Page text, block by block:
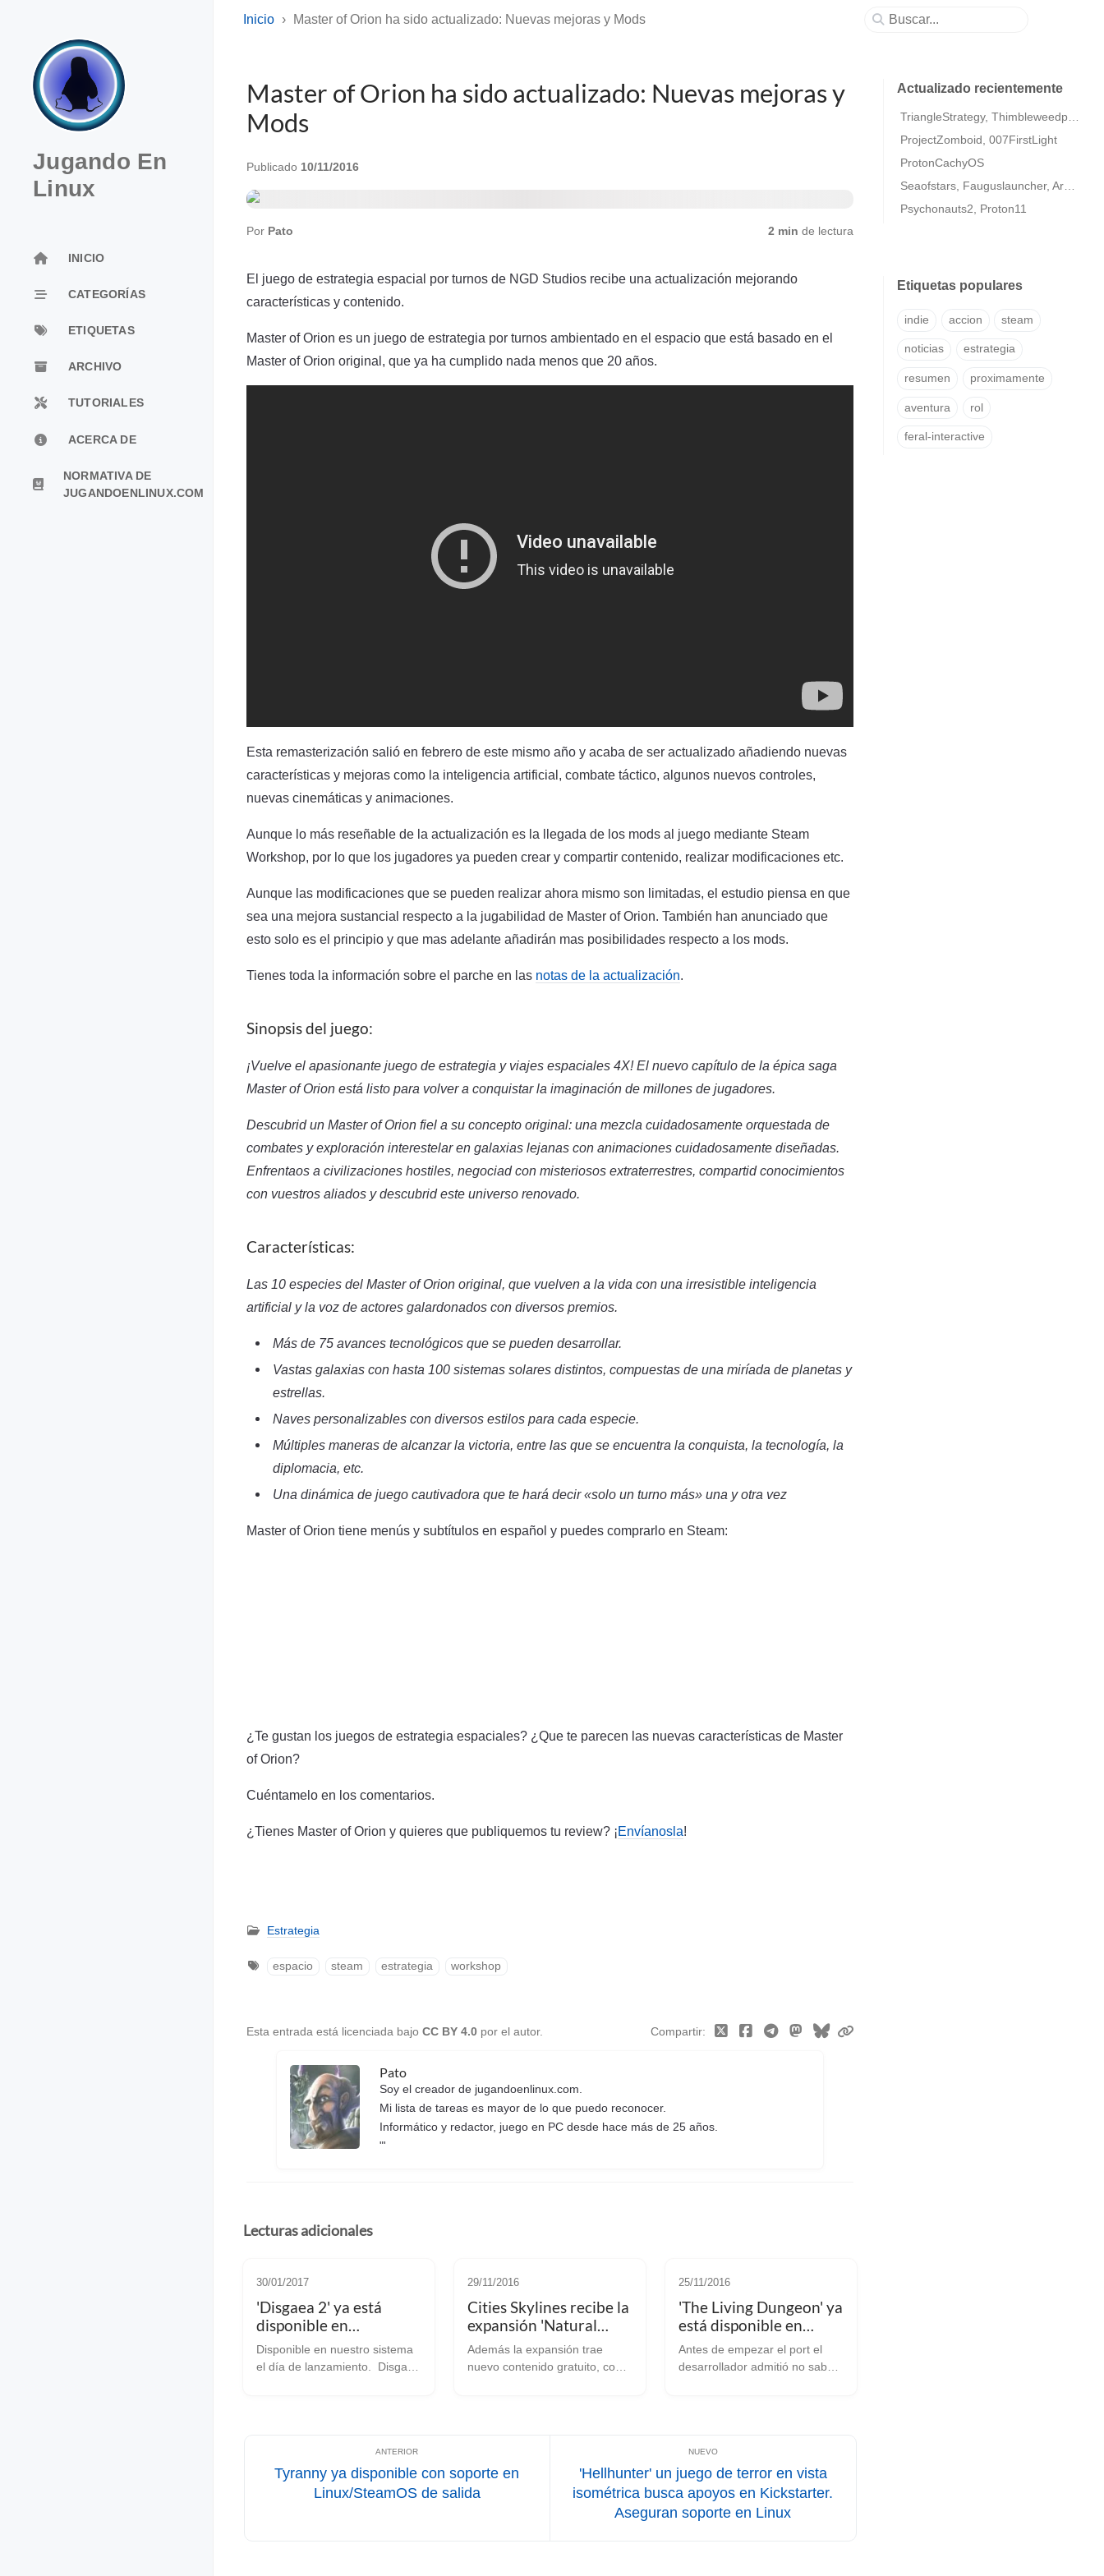
Jugando En
Linux
INICIO
CATEGORÍAS
ETIQUETAS
ARCHIVO
TUTORIALES
ACERCA DE
NORMATIVA DE
JUGANDOENLINUX.COM
Inicio Master of Orion ha sido actualizado: Nuevas mejoras y Mods
Master of Orion ha sido actualizado: Nuevas mejoras y
Mods
Publicado 10/11/2016
Por Pato 2 min de lectura
El juego de estrategia espacial por turnos de NGD Studios recibe una actualización mejorando
características y contenido.
Master of Orion es un juego de estrategia por turnos ambientado en el espacio que está basado en el
Master of Orion original, que ya ha cumplido nada menos que 20 años.
Esta remasterización salió en febrero de este mismo año y acaba de ser actualizado añadiendo nuevas
características y mejoras como la inteligencia artificial, combate táctico, algunos nuevos controles,
nuevas cinemáticas y animaciones.
Aunque lo más reseñable de la actualización es la llegada de los mods al juego mediante Steam
Workshop, por lo que los jugadores ya pueden crear y compartir contenido, realizar modificaciones etc.
Aunque las modificaciones que se pueden realizar ahora mismo son limitadas, el estudio piensa en que
sea una mejora sustancial respecto a la jugabilidad de Master of Orion. También han anunciado que
esto solo es el principio y que mas adelante añadirán mas posibilidades respecto a los mods.
Tienes toda la información sobre el parche en las notas de la actualización.
Sinopsis del juego:
¡Vuelve el apasionante juego de estrategia y viajes espaciales 4X! El nuevo capítulo de la épica saga
Master of Orion está listo para volver a conquistar la imaginación de millones de jugadores.
Descubrid un Master of Orion fiel a su concepto original: una mezcla cuidadosamente orquestada de
combates y exploración interestelar en galaxias lejanas con animaciones cuidadosamente diseñadas.
Enfrentaos a civilizaciones hostiles, negociad con misteriosos extraterrestres, compartid conocimientos
con vuestros aliados y descubrid este universo renovado.
Características:
Las 10 especies del Master of Orion original, que vuelven a la vida con una irresistible inteligencia
artificial y la voz de actores galardonados con diversos premios.
Más de 75 avances tecnológicos que se pueden desarrollar.
Vastas galaxias con hasta 100 sistemas solares distintos, compuestas de una miríada de planetas y
estrellas.
Naves personalizables con diversos estilos para cada especie.
Múltiples maneras de alcanzar la victoria, entre las que se encuentra la conquista, la tecnología, la
diplomacia, etc.
Una dinámica de juego cautivadora que te hará decir «solo un turno más» una y otra vez
Master of Orion tiene menús y subtítulos en español y puedes comprarlo en Steam:
¿Te gustan los juegos de estrategia espaciales? ¿Que te parecen las nuevas características de Master
of Orion?
Cuéntamelo en los comentarios.
¿Tienes Master of Orion y quieres que publiquemos tu review? ¡Envíanosla!
Estrategia
espacio steam estrategia workshop
Esta entrada está licenciada bajo CC BY 4.0 por el autor. Compartir
Pato
Soy el creador de jugandoenlinux.com.
Mi lista de tareas es mayor de lo que puedo reconocer.
Informático y redactor, juego en PC desde hace más de 25 años.
"'
Actualizado recientemente
ProjectZomboid, 007FirstLight
ProtonCachyOS
Psychonauts2, Proton11
Etiquetas populares
indie accion steam
noticias estrategia
resumen proximamente
aventura rol
feral-interactive
Lecturas adicionales
30/01/2017
'Disgaea 2' ya está
disponible en
Linux/SteamOS
Disponible en nuestro sistema
el día de lanzamiento. Disgaea
29/11/2016
Cities Skylines recibe la
expansión 'Natural
Disasters', ya disponible
en Linux
Además la expansión trae
nuevo contenido gratuito, como
25/11/2016
'The Living Dungeon' ya
está disponible en
Linux/SteamOS con la
ayuda de la comunidad
Antes de empezar el port el
desarrollador admitió no saber
para nuestro sistema favorito....
Tyranny ya disponible con soporte en
Linux/SteamOS de salida
'Hellhunter' un juego de terror en vista
isométrica busca apoyos en Kickstarter.
Aseguran soporte en Linux